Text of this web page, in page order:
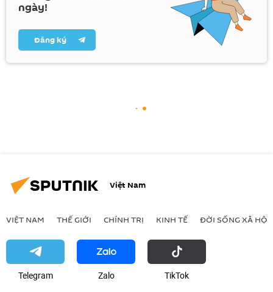
ngày!
Đăng ký
Việt Nam
VIỆT NAM THẾ GIỚI CHÍNH TRỊ KINH TẾ ĐỜI SỐNG XÃ HỘI
Telegram Zalo ТikТоk